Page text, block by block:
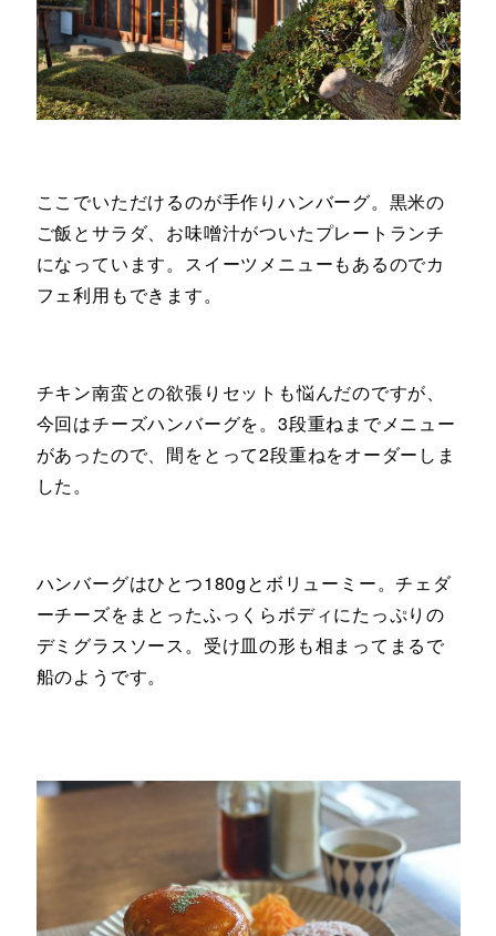
ここでいただけるのが手作りハンバーグ。黒米の
ご飯とサラダ、お味噌汁がついたプレートランチ
になっています。スイーツメニューもあるのでカ
フェ利用もできます。
チキン南蛮との欲張りセットも悩んだのですが、
今回はチーズハンバーグを。3段重ねまでメニュー
があったので、間をとって2段重ねをオーダーしま
した。
ハンバーグはひとつ180gとボリューミー。チェダ
ーチーズをまとったふっくらボディにたっぷりの
デミグラスソース。受け皿の形も相まってまるで
船のようです。